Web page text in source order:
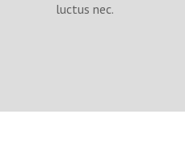
luctus nec.